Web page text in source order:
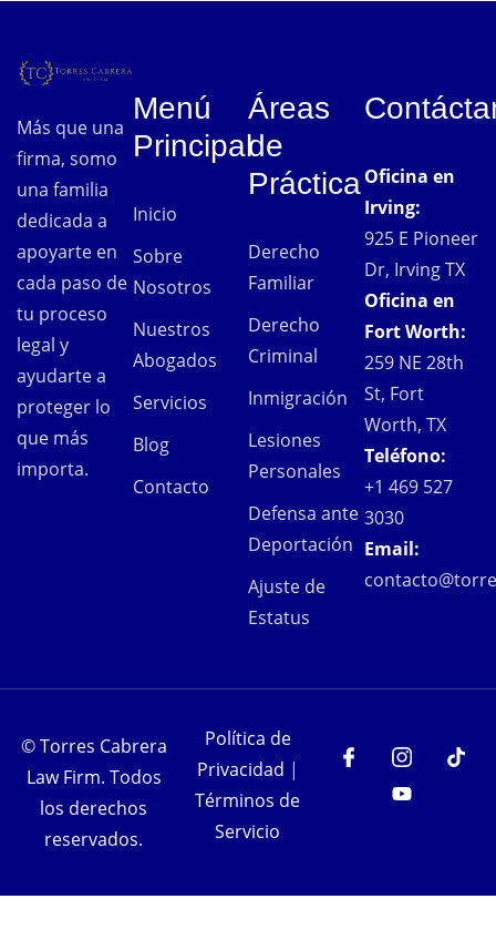
Más que una
firma, somo
una familia
dedicada a
apoyarte en
cada paso de
tu proceso
legal y
ayudarte a
proteger lo
que más
importa.
Menú
Principal
Inicio
Sobre
Nosotros
Nuestros
Abogados
Servicios
Blog
Contacto
Áreas
de
Práctica
Derecho
Familiar
Derecho
Criminal
Inmigración
Lesiones
Personales
Defensa ante
Deportación
Ajuste de
Estatus
Oficina en
Irving:
925 E Pioneer
Dr, Irving TX
Oficina en
Fort Worth:
259 NE 28th
St, Fort
Worth, TX
Teléfono:
+1 469 527
3030
Email:
©Torres Cabrera
Law Firm. Todos
los derechos
reservados.
Política de
Privacidad |
Términos de
Servicio